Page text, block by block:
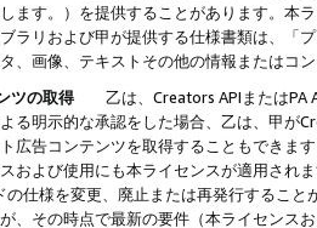
ます。）を提供することがあります。本
ラリおよび甲が提供する仕様書類は、「
、画像、テキストその他の情報またはコ
ツの取得
乙は、Creators APIまたはPA
る明示的な承認をした場合、乙は、甲が
広告コンテンツを取得することもできま
および使用にも本ライセンスが適用され
の仕様を変更、廃止または再発行するこ
、その時点で最新の要件（本ライセン